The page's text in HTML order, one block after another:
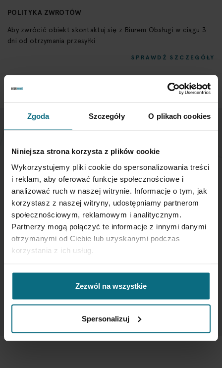
Zgoda Szczegóły O plikach cookies
Niniejsza strona korzysta z plików cookie
Wykorzystujemy pliki cookie do spersonalizowania treści
i reklam, aby oferować funkcje społecznościowe i
analizować ruch w naszej witrynie. Informacje o tym, jak
korzystasz z naszej witryny, udostępniamy partnerom
społecznościowym, reklamowym i analitycznym.
Partnerzy mogą połączyć te informacje z innymi danymi
otrzymanymi od Ciebie lub uzyskanymi podczas
korzystania z ich usług.
Zezwól na wszystkie
Spersonalizuj
POLITYKA ZWROTÓW
Aby zwrócić obiekt skontaktuj się z Biurem Obsługi w ciągu 3
dni od otrzymania przesyłki
SPRAWDŹ SZCZEGÓŁY
NEWSLETTER
Jeśli chcesz otrzymywać aktualne informacje
dotyczące oferty Desa Home - zapisz się do naszego
newslettera.
Subskrybuj
nasz
newsletter:
Wprowadzając i zatwierdzając swoje dane osobowe, wyrażasz zgodę
na otrzymywanie newslettera na zasadach określonych wRegulaminie
NewsletterorazPolityce Prywatności.